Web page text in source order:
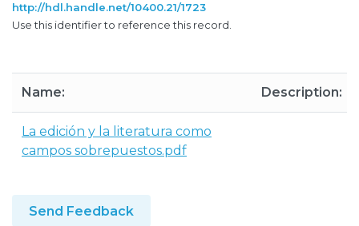
http://hdl.handle.net/10400.21/1723
Use this identifier to reference this record.
Name: Description:
La edición y la literatura como
campos sobrepuestos.pdf
Send Feedback